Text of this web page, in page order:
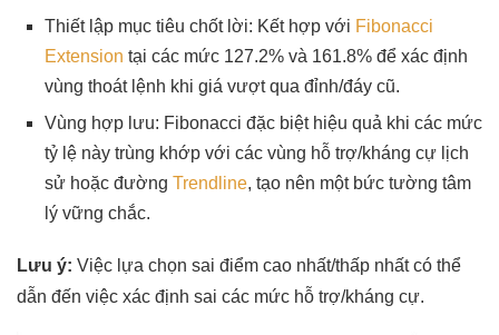
Thiết lập mục tiêu chốt lời: Kết hợp với Fibonacci
Extension tại các mức 127.2% và 161.8% để xác định
vùng thoát lệnh khi giá vượt qua đỉnh/đáy cũ.
Vùng hợp lưu: Fibonacci đặc biệt hiệu quả khi các mức
tỷ lệ này trùng khớp với các vùng hỗ trợ/kháng cự lịch
sử hoặc đường Trendline, tạo nên một bức tường tâm
lý vững chắc.
Lưu ý: Việc lựa chọn sai điểm cao nhất/thấp nhất có thể
dẫn đến việc xác định sai các mức hỗ trợ/kháng cự.